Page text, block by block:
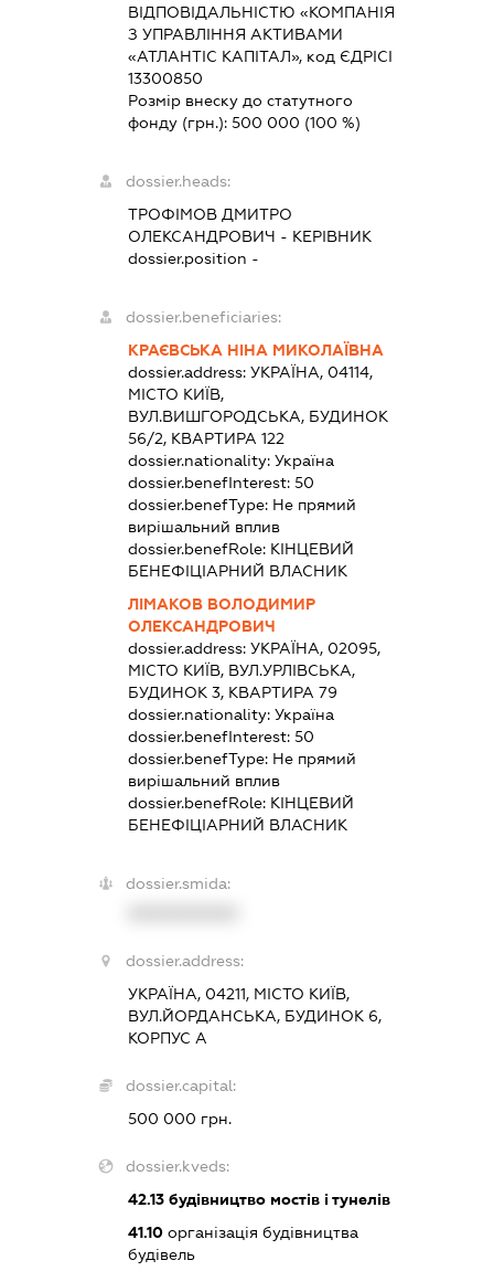
ВІДПОВІДАЛЬНІСТЮ «КОМПАНІЯ
З УПРАВЛІННЯ АКТИВАМИ
«АТЛАНТІС КАПІТАЛ», код ЄДРІСІ
13300850
Розмір внеску до статутного
фонду (грн.):500 000 (100 %)
dossier.heads:
ТРОФІМОВ ДМИТРО
ОЛЕКСАНДРОВИЧ - КЕРІВНИК
dossier.position -
dossier.beneficiaries:
КРАЄВСЬКА НІНА МИКОЛАЇВНА
dossier.address:УКРАЇНА, 04114,
МІСТО КИЇВ,
ВУЛ.ВИШГОРОДСЬКА, БУДИНОК
56/2, КВАРТИРА 122
dossier.nationality:Україна
dossier.benefInterest:50
dossier.benefType: Не прямий
вирішальний вплив
dossier.benefRole: КІНЦЕВИЙ
БЕНЕФІЦІАРНИЙ ВЛАСНИК
ЛІМАКОВ ВОЛОДИМИР
ОЛЕКСАНДРОВИЧ
dossier.address:УКРАЇНА, 02095,
МІСТО КИЇВ, ВУЛ.УРЛІВСЬКА,
БУДИНОК 3, КВАРТИРА 79
dossier.nationality:Україна
dossier.benefInterest:50
dossier.benefType: Не прямий
вирішальний вплив
dossier.benefRole: КІНЦЕВИЙ
БЕНЕФІЦІАРНИЙ ВЛАСНИК
dossier.smida:
dossier.address:
УКРАЇНА, 04211, МІСТО КИЇВ,
ВУЛ.ЙОРДАНСЬКА, БУДИНОК 6,
КОРПУС А
dossier.capital:
500 000 грн.
dossier.kveds:
42.13 будівництво мостів і тунелів
41.10 організація будівництва
будівель